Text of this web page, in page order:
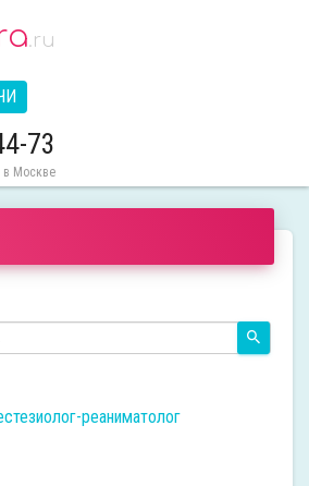
.ru
73
в Москве
реаниматолог